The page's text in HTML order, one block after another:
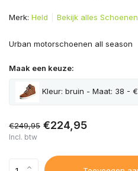
Merk: Held Bekijk alles Schoenen
Urban motorschoenen all season
Maak een keuze:
Kleur: bruin - Maat: 38 -
€249,95 €224,95
Incl. btw